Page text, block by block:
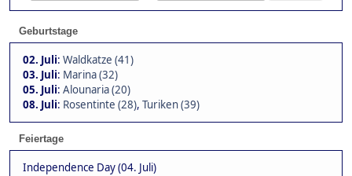
Geburtstage
02. Juli: Waldkatze (41)
03. Juli: Marina (32)
05. Juli: Alounaria (20)
08. Juli: Rosentinte (28), Turiken (39)
Feiertage
Independence Day (04. Juli)